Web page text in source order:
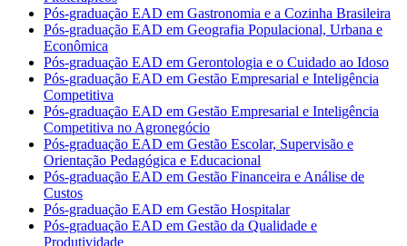
Pós-graduação EAD em Gastronomia e a Cozinha Brasileira
Pós-graduação EAD em Geografia Populacional, Urbana e
Econômica
Pós-graduação EAD em Gerontologia e o Cuidado ao Idoso
Pós-graduação EAD em Gestão Empresarial e Inteligência
Competitiva
Pós-graduação EAD em Gestão Empresarial e Inteligência
Competitiva no Agronegócio
Pós-graduação EAD em Gestão Escolar, Supervisão e
Orientação Pedagógica e Educacional
Pós-graduação EAD em Gestão Financeira e Análise de
Custos
Pós-graduação EAD em Gestão Hospitalar
Pós-graduação EAD em Gestão da Qualidade e
Produtividade